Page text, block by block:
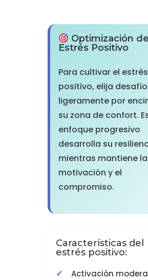
Optimización
Estrés Positivo
Para cultivar el estrés
positivo, elija
ligeramente por
su zona de confort.
enfoque progresivo
desarrolla su
mientras mantiene la
motivación y el
compromiso.
Características del
estrés positivo:
Activación